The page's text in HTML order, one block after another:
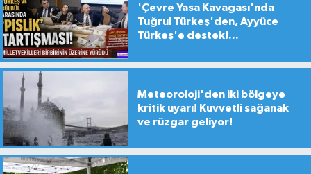
'Çevre Yasa Kavagası'nda
Tuğrul Türkeş'den, Ayyüce
Türkeş'e destek!...
Meteoroloji'den iki bölgeye
kritik uyarı! Kuvvetli sağanak
ve rüzgar geliyor!